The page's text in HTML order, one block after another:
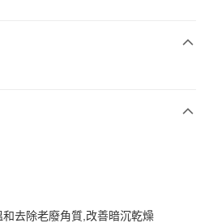
去除老廢角質,改善暗沉乾燥